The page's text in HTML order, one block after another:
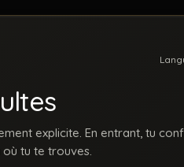
explicite. En entrant, tu
où tu te trouves.